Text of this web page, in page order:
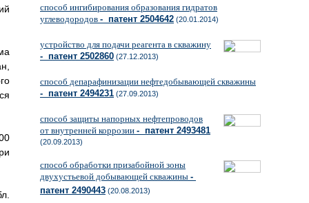
способ ингибирования образования гидратов
углеводородов - патент 2504642 (20.01.2014)
устройство для подачи реагента в скважину
- патент 2502860 (27.12.2013)
способ депарафинизации нефтедобывающей скважины
- патент 2494231 (27.09.2013)
способ защиты напорных нефтепроводов
от внутренней коррозии - патент 2493481
(20.09.2013)
способ обработки призабойной зоны
двухустьевой добывающей скважины -
патент 2490443 (20.08.2013)